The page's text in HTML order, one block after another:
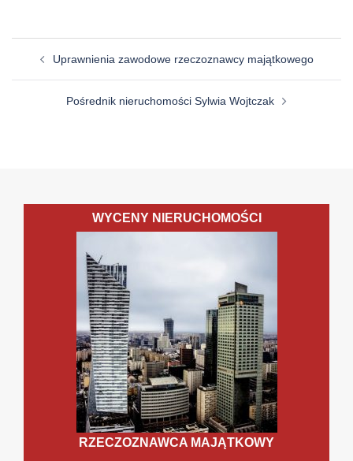
wpisy
Uprawnienia zawodowe rzeczoznawcy majątkowego
Pośrednik nieruchomości Sylwia Wojtczak
WYCENY NIERUCHOMOŚCI
RZECZOZNAWCA MAJĄTKOWY